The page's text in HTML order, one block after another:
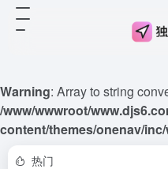
Warning: Array to string
/www/wwwroot/
content/themes/onenav/
热门